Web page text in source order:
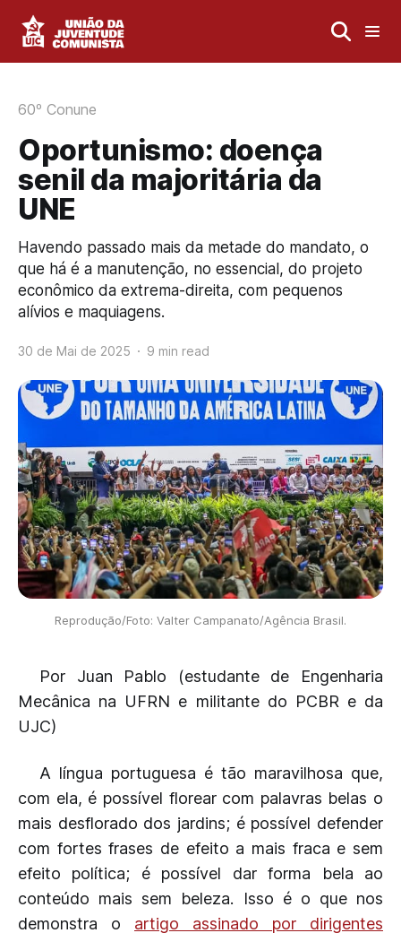
60º Conune
Oportunismo: doença
senil da majoritária da
UNE
Havendo passado mais da metade do mandato, o
que há é a manutenção, no essencial, do projeto
econômico da extrema-direita, com pequenos
alívios e maquiagens.
30 de Mai de 2025 9 min read
Reprodução/Foto: Valter Campanato/Agência Brasil.
Por Juan Pablo (estudante de Engenharia
Mecânica na UFRN e militante do PCBR e da
UJC)
A língua portuguesa é tão maravilhosa que,
com ela, é possível florear com palavras belas o
mais desflorado dos jardins; é possível defender
com fortes frases de efeito a mais fraca e sem
efeito política; é possível dar forma bela ao
conteúdo mais sem beleza. Isso é o que nos
demonstra o artigo assinado por dirigentes